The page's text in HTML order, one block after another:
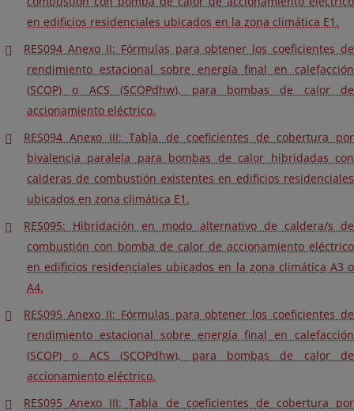
en edificios residenciales ubicados en la zona climática E1.
RES094 Anexo II: Fórmulas para obtener los coeficientes de
rendimiento estacional sobre energía final en calefacción
(SCOP) o ACS (SCOPdhw), para bombas de calor de
accionamiento eléctrico.
RES094 Anexo III: Tabla de coeficientes de cobertura por
bivalencia paralela para bombas de calor hibridadas con
calderas de combustión existentes en edificios residenciales
ubicados en zona climática E1.
RES095: Hibridación en modo alternativo de caldera/s de
combustión con bomba de calor de accionamiento eléctrico
en edificios residenciales ubicados en la zona climática A3 o
A4.
RES095 Anexo II: Fórmulas para obtener los coeficientes de
rendimiento estacional sobre energía final en calefacción
(SCOP) o ACS (SCOPdhw), para bombas de calor de
accionamiento eléctrico.
RES095 Anexo III: Tabla de coeficientes de cobertura por